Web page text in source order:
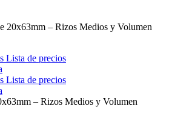
20x63mm – Rizos Medios y Volumen
Lista de precios
Lista de precios